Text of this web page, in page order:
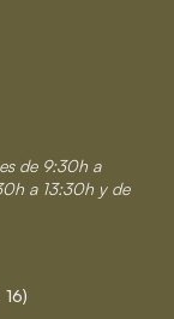
de 9:30h a
a 13:30h y de